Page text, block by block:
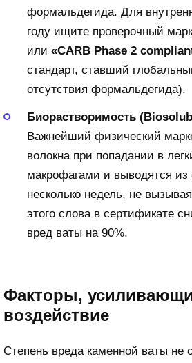
формальдегида. Для
году ищите проверочный
или «CARB Phase 2
стандарт, ставший
отсутствия формальдегида).
Биорастворимость
Важнейший физический
волокна при попадании в
макрофагами и выводятся из
несколько недель, не
этого слова в сертификате
вред ваты на 90%.
Факторы,
воздействие
Степень вреда каменной ваты не